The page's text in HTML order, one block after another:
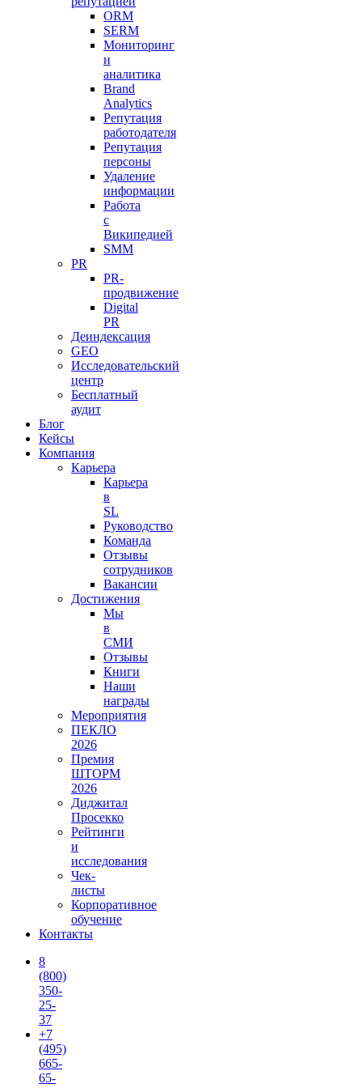
ORM
SERM
Мониторинг
и
аналитика
Brand
Analytics
Репутация
работодателя
Репутация
персоны
Удаление
информации
Работа
с
Википедией
SMM
PR
PR-
продвижение
Digital
PR
Деиндексация
GEO
Исследовательский
центр
Бесплатный
аудит
Блог
Кейсы
Компания
Карьера
Карьера
в
SL
Руководство
Команда
Отзывы
сотрудников
Вакансии
Достижения
Мы
в
СМИ
Отзывы
Книги
Наши
награды
Мероприятия
ПЕКЛО
2026
Премия
ШТОРМ
2026
Диджитал
Просекко
Рейтинги
и
исследования
Чек-
листы
Корпоративное
обучение
Контакты
8
(800)
350-
25-
37
+7
(495)
665-
65-